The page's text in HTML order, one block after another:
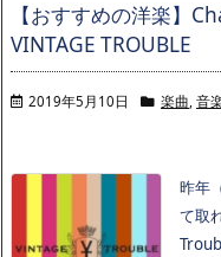
【おすすめの洋楽】
VINTAGE TROUBLE
2019年5月10日 楽曲, 音
昨年
て取